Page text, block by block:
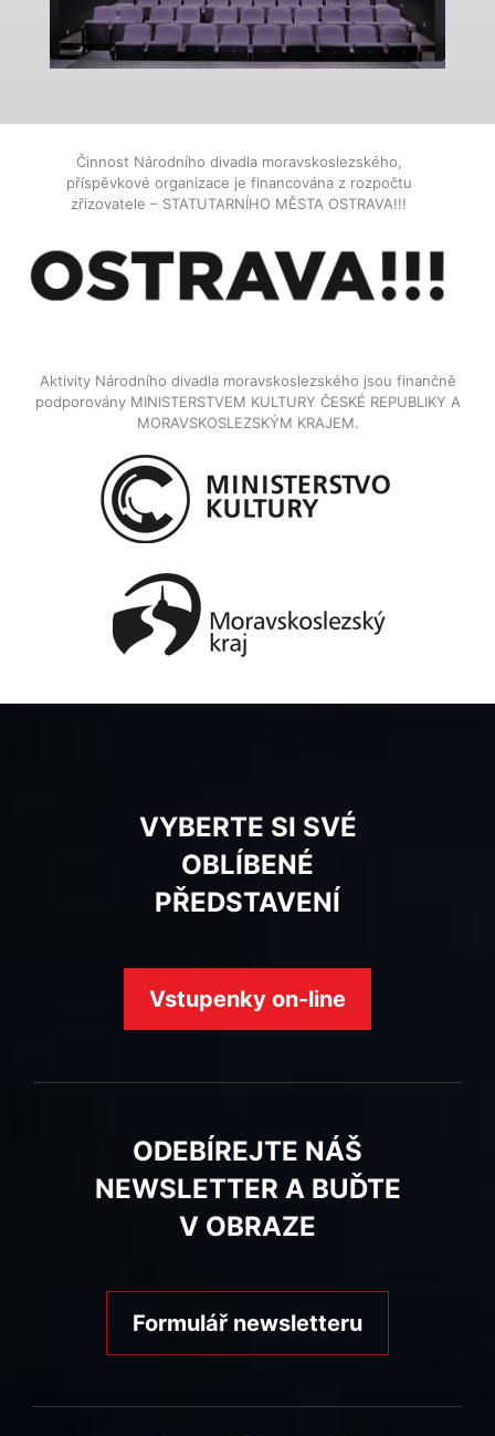
Činnost Národního divadla moravskoslezského,
příspěvkové organizace je financována z rozpočtu
zřizovatele – STATUTARNÍHO MĚSTA OSTRAVA!!!
Aktivity Národního divadla moravskoslezského jsou finančně
podporovány MINISTERSTVEM KULTURY ČESKÉ REPUBLIKY A
MORAVSKOSLEZSKÝM KRAJEM.
VYBERTE SI SVÉ
OBLÍBENÉ
PŘEDSTAVENÍ
Vstupenky on-line
ODEBÍREJTE NÁŠ
NEWSLETTER A BUĎTE
V OBRAZE
Formulář newsletteru